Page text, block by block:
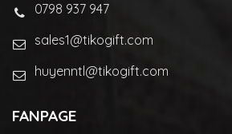
0798 937 947
sales1@tikogift.com
huyenntl@tikogift.com
FANPAGE